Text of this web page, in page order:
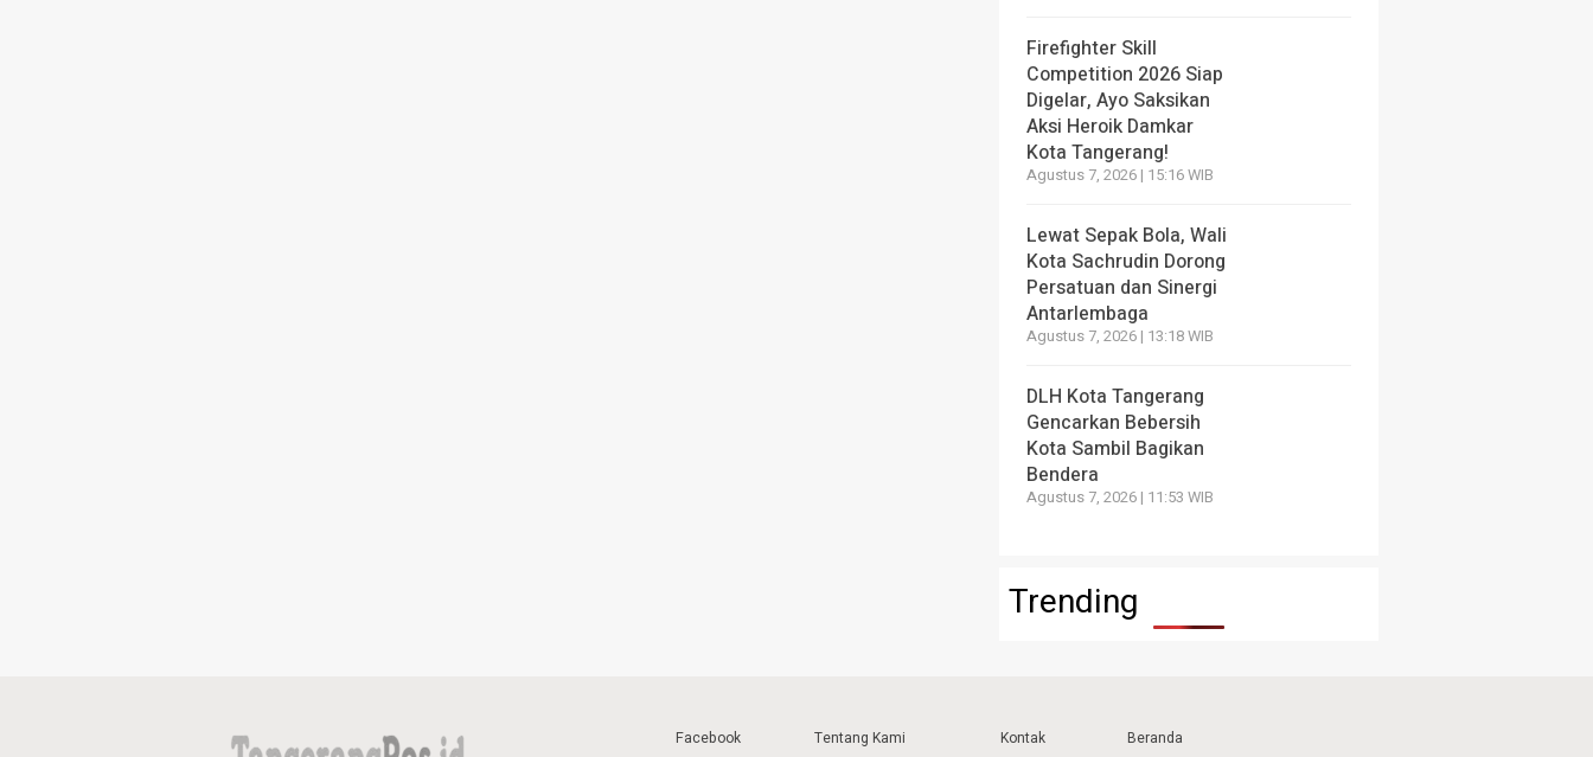
Firefighter Skill
Competition 2026 Siap
Digelar, Ayo Saksikan
Aksi Heroik Damkar
Kota Tangerang!
Agustus 7, 2026 | 15:16 WIB
Lewat Sepak Bola, Wali
Kota Sachrudin Dorong
Persatuan dan Sinergi
Antarlembaga
Agustus 7, 2026 | 13:18 WIB
DLH Kota Tangerang
Gencarkan Bebersih
Kota Sambil Bagikan
Bendera
Agustus 7, 2026 | 11:53 WIB
Trending
Facebook
Tentang Kami
Kontak
Beranda